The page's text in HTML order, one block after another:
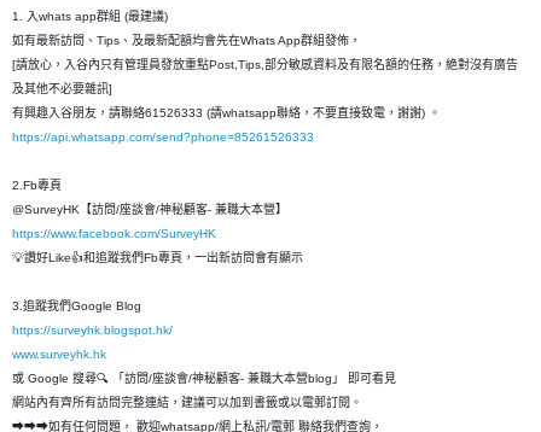
1. 入whats app群組 (最建議)
如有最新訪問、Tips、及最新配額均會先在Whats App群組發佈，
[請放心，入谷內只有管理員發放重點Post,Tips,部分敏感資料及有限名額的任務，絶對沒有廣告
及其他不必要雜訊]
有興趣入谷朋友，請聯絡61526333 (請whatsapp聯絡，不要直接致電，謝謝) 。
https://api.whatsapp.com/send?phone=85261526333
2.Fb專頁
@SurveyHK【訪問/座談會/神秘顧客- 兼職大本營】
https://www.facebook.com/SurveyHK
💡讚好Like👍和追蹤我們Fb專頁，一出新訪問會有顯示
3.追蹤我們Google Blog
https://surveyhk.blogspot.hk/
www.surveyhk.hk
或 Google 搜尋🔍 「訪問/座談會/神秘顧客- 兼職大本營blog」 即可看見
網站內有齊所有訪問完整連結，建議可以加到書籤或以電郵訂閱。
➡➡➡如有任何問題， 歡迎whatsapp/網上私訊/電郵 聯絡我們查詢，